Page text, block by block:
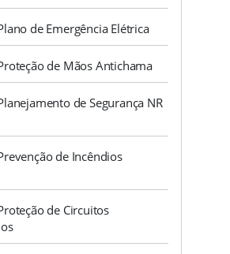
de Emergência Elétrica
de Mãos Antichama
de Segurança NR
de Incêndios
de Circuitos